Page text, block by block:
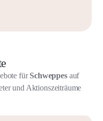
fürSchweppesauf
und Aktionszeiträume